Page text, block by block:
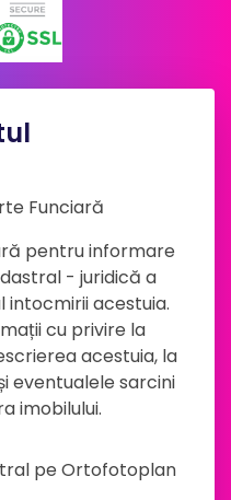
Funciară
pentru informare
- juridică a
intocmirii acestuia.
cu privire la
acestuia, la
eventualele sarcini
imobilului.
pe Ortofotoplan